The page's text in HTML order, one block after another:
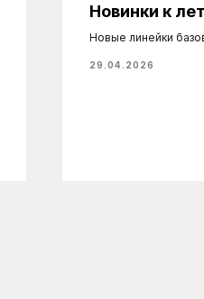
Новинки к
Новые линейки
29.04.2026